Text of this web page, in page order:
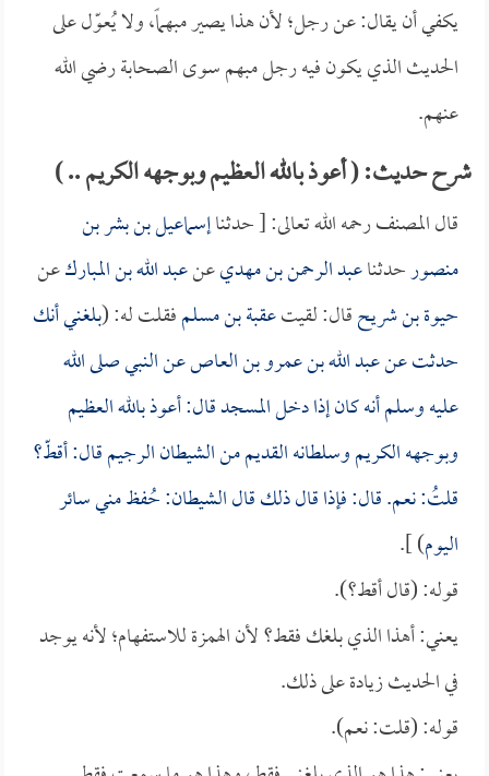
يكفي أن يقال: عن رجل؛ لأن هذا يصير مبهماً، ولا يُعوّل على
الحديث الذي يكون فيه رجل مبهم سوى الصحابة رضي الله
عنهم.
شرح حديث: ( أعوذ بالله العظيم وبوجهه الكريم .. )
قال المصنف رحمه الله تعالى: [ حدثناإسماعيل بن بشر بن
منصورحدثناعبد الرحمن بن مهديعنعبد الله بن المباركعن
حيوة بن شريحقال: لقيتعقبة بن مسلمفقلت له: (بلغني أنك
حدثت عنعبد الله بن عمرو بن العاصعن النبي صلى الله
عليه وسلم أنه كان إذا دخل المسجد قال: أعوذ بالله العظيم
وبوجهه الكريم وسلطانه القديم من الشيطان الرجيم قال: أقطّ؟
قلتُ: نعم. قال: فإذا قال ذلك قال الشيطان: حُفظ مني سائر
اليوم) ].
قوله: (قال أقط؟).
يعني: أهذا الذي بلغك فقط؟ لأن الهمزة للاستفهام؛ لأنه يوجد
في الحديث زيادة على ذلك.
قوله: (قلت: نعم).